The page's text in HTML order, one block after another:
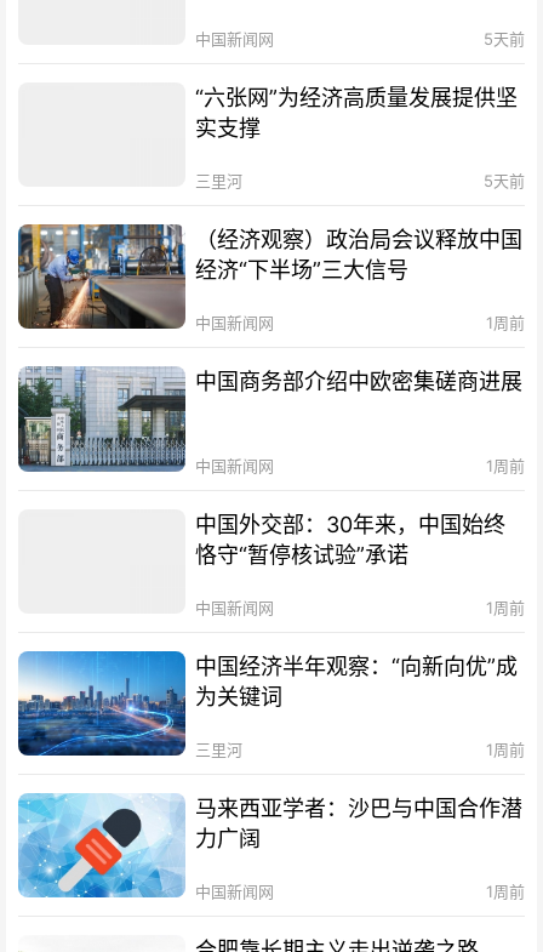
中国新闻网 5天前
“六张网”为经济高质量发展提供坚
实支撑
三里河 5天前
（经济观察）政治局会议释放中国
经济“下半场”三大信号
中国新闻网 1周前
中国商务部介绍中欧密集磋商进展
中国新闻网 1周前
中国外交部：30年来，中国始终
恪守“暂停核试验”承诺
中国新闻网 1周前
中国经济半年观察：“向新向优”成
为关键词
三里河 1周前
马来西亚学者：沙巴与中国合作潜
力广阔
中国新闻网 1周前